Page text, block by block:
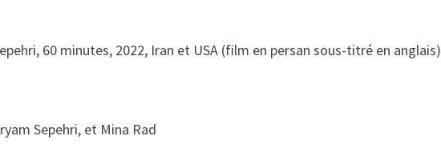
60 minutes, 2022, Iran et USA (film en persan sous-titré en anglais)
Sepehri, et Mina Rad